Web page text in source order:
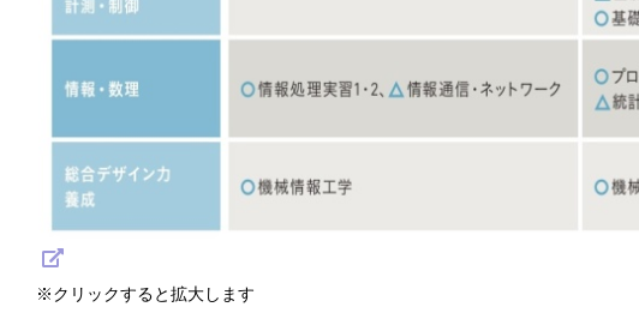
※クリックすると拡大します